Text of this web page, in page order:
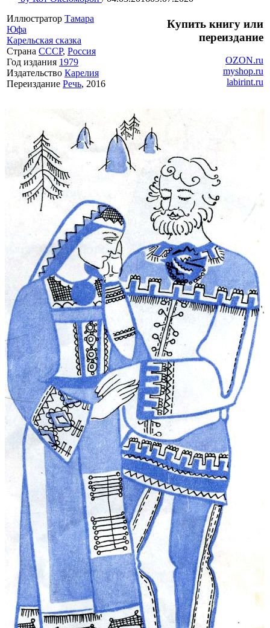
Иллюстратор Тамара
Юфа
Карельская сказка
Страна СССР, Россия
Год издания 1979
Издательство Карелия
Переиздание Речь, 2016
Купить книгу или
переиздание
OZON.ru
myshop.ru
labirint.ru